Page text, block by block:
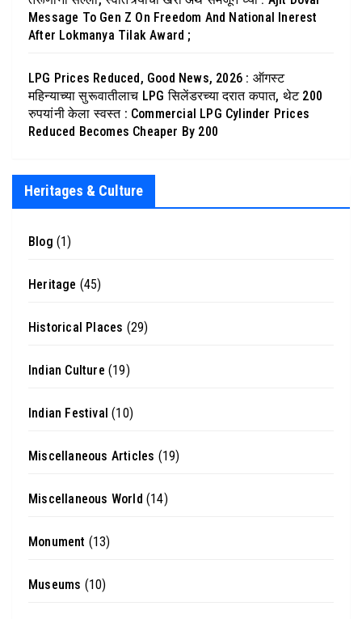
Message To Gen Z On Freedom And National Inerest
After Lokmanya Tilak Award ;
LPG Prices Reduced, Good News, 2026 : ऑगस्ट
महिन्याच्या सुरूवातीलाच LPG सिलेंडरच्या दरात कपात, थेट 200
रुपयांनी केला स्वस्त : Commercial LPG Cylinder Prices
Reduced Becomes Cheaper By 200
Heritages & Culture
Blog (1)
Heritage (45)
Historical Places (29)
Indian Culture (19)
Indian Festival (10)
Miscellaneous Articles (19)
Miscellaneous World (14)
Monument (13)
Museums (10)